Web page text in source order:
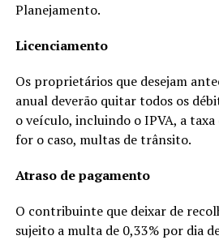
Planejamento.
Licenciamento
Os proprietários que desejam
anual deverão quitar todos os
o veículo, incluindo o IPVA, a
for o caso, multas de trânsito.
Atraso de pagamento
O contribuinte que deixar de
sujeito a multa de 0,33% por dia